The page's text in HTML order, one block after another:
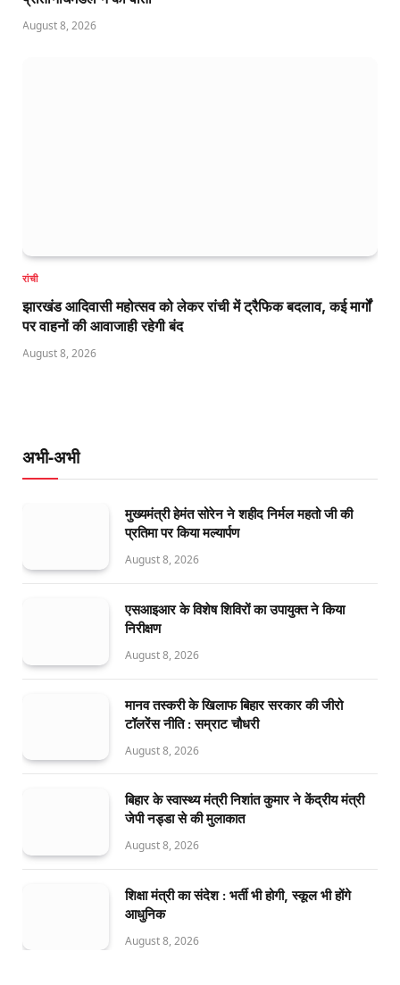
August 8, 2026
रांची
झारखंड आदिवासी महोत्सव को लेकर रांची में ट्रैफिक बदलाव, कई मार्गों
पर वाहनों की आवाजाही रहेगी बंद
August 8, 2026
अभी-अभी
मुख्यमंत्री हेमंत सोरेन ने शहीद निर्मल महतो जी की
प्रतिमा पर किया मल्यार्पण
August 8, 2026
एसआइआर के विशेष शिविरों का उपायुक्त ने किया
निरीक्षण
August 8, 2026
मानव तस्करी के खिलाफ बिहार सरकार की जीरो
टॉलरेंस नीति : सम्राट चौधरी
August 8, 2026
बिहार के स्वास्थ्य मंत्री निशांत कुमार ने केंद्रीय मंत्री
जेपी नड्डा से की मुलाकात
August 8, 2026
शिक्षा मंत्री का संदेश : भर्ती भी होगी, स्कूल भी होंगे
आधुनिक
August 8, 2026